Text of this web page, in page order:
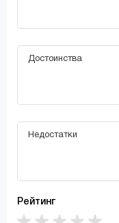
Рейтинг